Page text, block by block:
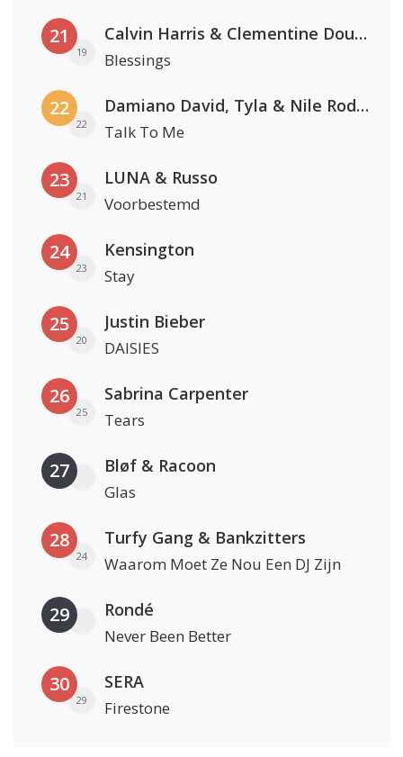
21
19
Calvin Harris & Clementine Douglas
Blessings
22
22
Damiano David, Tyla & Nile Rodgers
Talk To Me
23
21
LUNA & Russo
Voorbestemd
24
23
Kensington
Stay
25
20
Justin Bieber
DAISIES
26
25
Sabrina Carpenter
Tears
27 Bløf & Racoon
Glas
28
24
Turfy Gang & Bankzitters
Waarom Moet Ze Nou Een DJ Zijn
29 Rondé
Never Been Better
30
29
SERA
Firestone